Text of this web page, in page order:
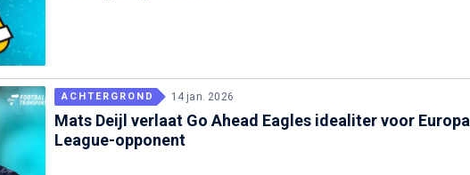
ACHTERGROND 14 jan. 2026
Mats Deijl verlaat Go Ahead Eagles idealiter voor Europa
League-opponent